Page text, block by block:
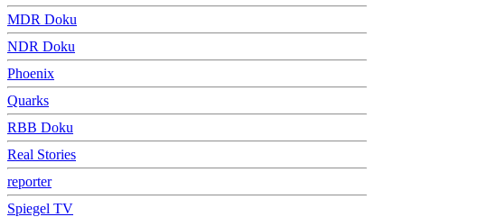
MDR Doku
NDR Doku
Phoenix
Quarks
RBB Doku
Real Stories
reporter
Spiegel TV